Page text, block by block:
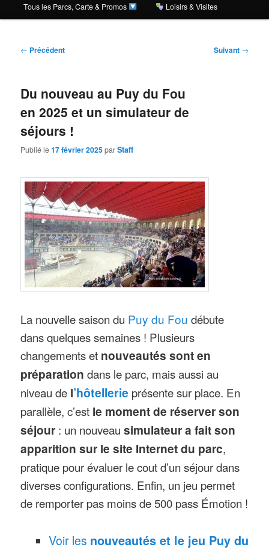
Tous les Parcs, Carte & Promos Loisirs & Visites
Navigation
← Précédent Suivant →
Du nouveau au Puy du Fou
en 2025 et un simulateur de
séjours !
Publié le17 février 2025parStaff
La nouvelle saison du Puy du Fou débute
dans quelques semaines ! Plusieurs
changements et nouveautés sont en
préparation dans le parc, mais aussi au
niveau de l’hôtellerie présente sur place. En
parallèle, c’est le moment de réserver son
séjour : un nouveausimulateur a fait son
apparition sur le site Internet du parc,
pratique pour évaluer le cout d’un séjour dans
diverses configurations. Enfin, un jeu permet
de remporter pas moins de 500 pass Émotion !
Voir les nouveautés et le jeu Puy du